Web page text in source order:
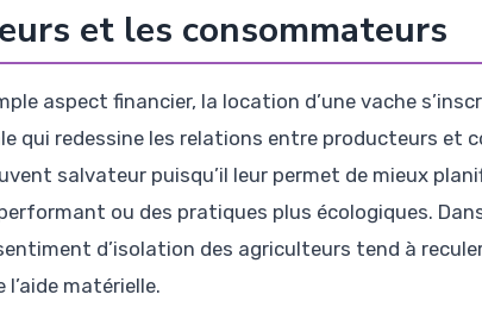
et les consommateurs
aspect financier, la location d’une vache
qui redessine les relations entre producteurs et
salvateur puisqu’il leur permet de mieux
ou des pratiques plus écologiques.
d’isolation des agriculteurs tend à
matérielle.